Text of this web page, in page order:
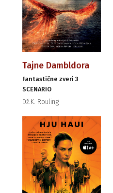
Tajne Dambldora
Fantastične zveri 3
SCENARIO
Dž.K. Rouling